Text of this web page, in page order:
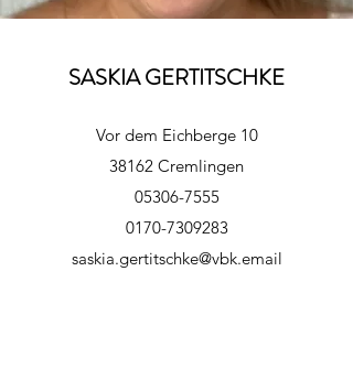
SASKIA GERTITSCHKE
Vor dem Eichberge 10
38162 Cremlingen
05306-7555
0170-7309283
saskia.gertitschke@vbk.email